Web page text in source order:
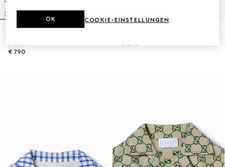
Denim
€ 790
€ 890
COOKIE-EINSTELLUNGEN
OK